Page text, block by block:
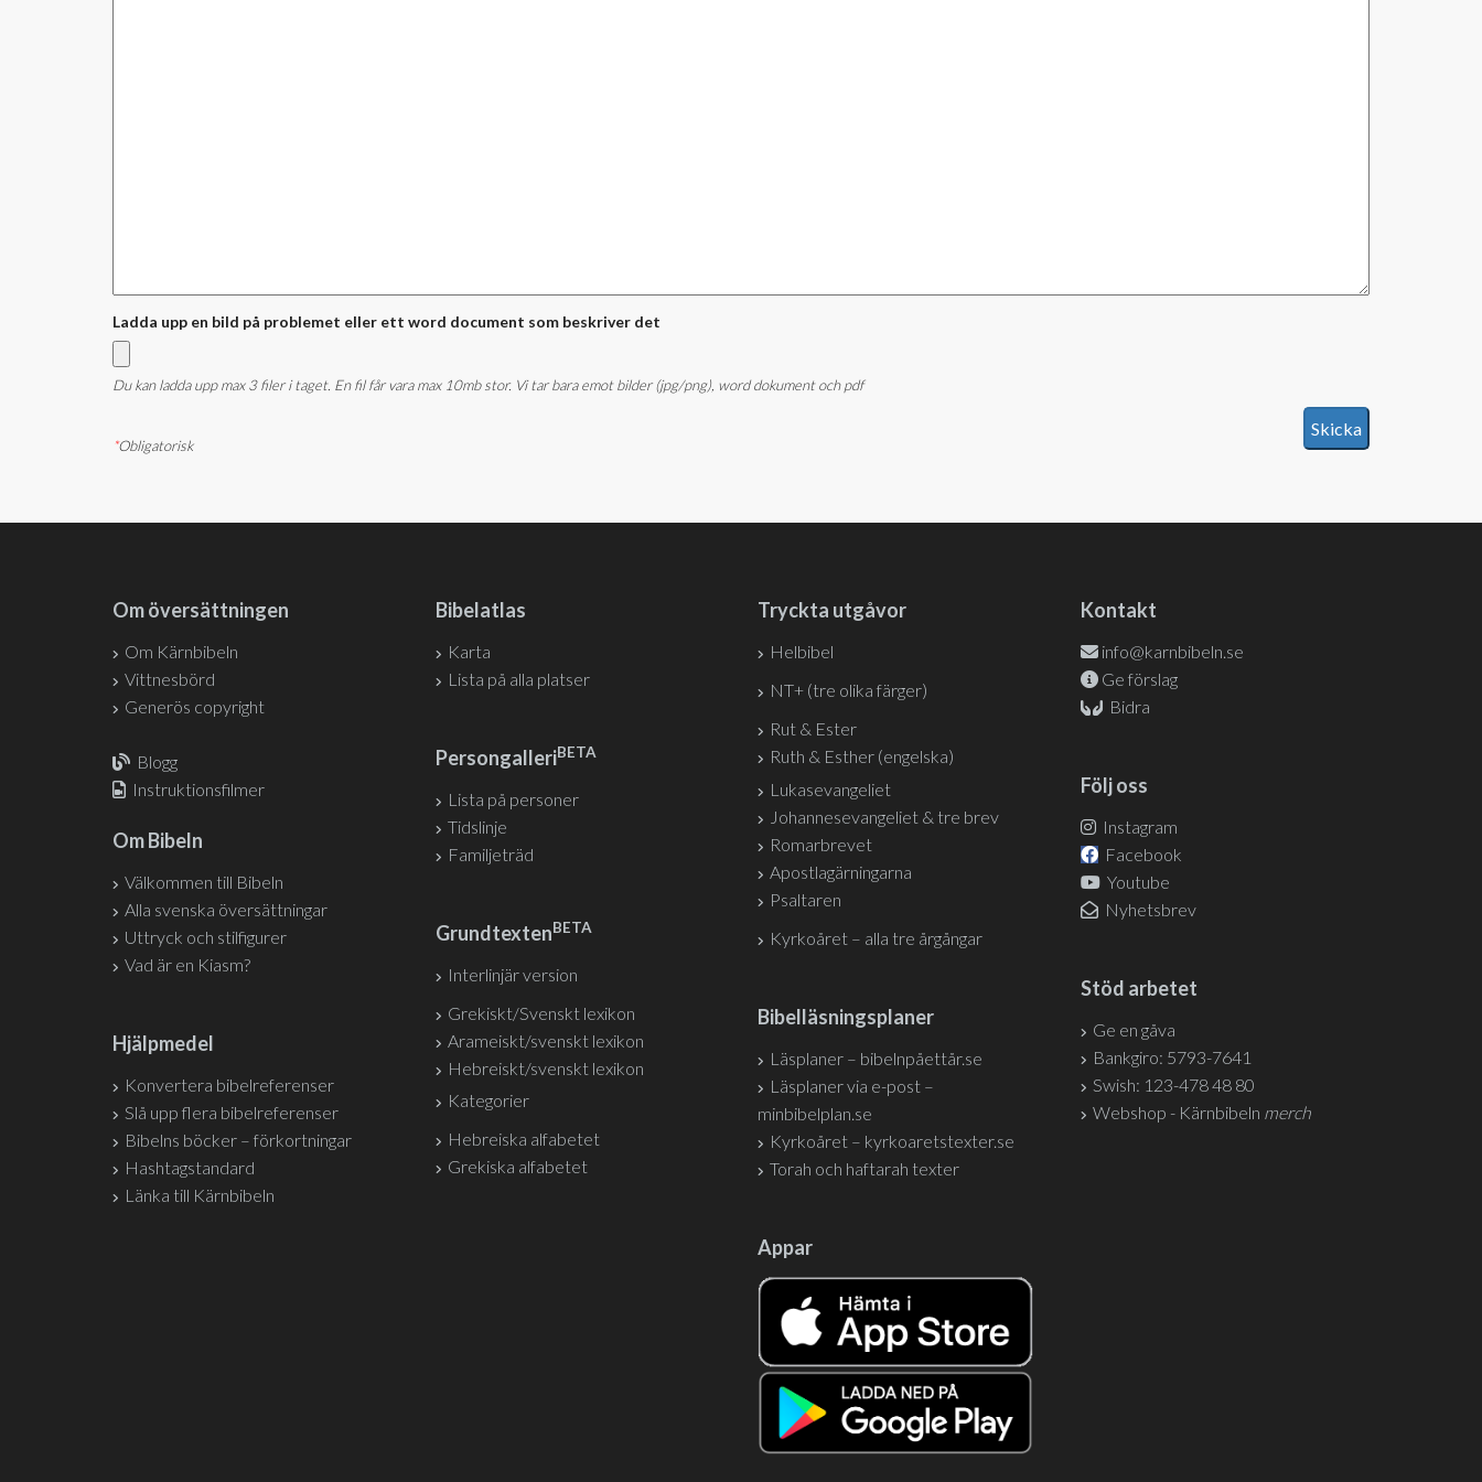
Ladda upp en bild på problemet eller ett word document som beskriver det
Du kan ladda upp max 3 filer i taget. En fil får vara max 10mb stor. Vi tar bara emot bilder (jpg/png), word dokument och pdf
*Obligatorisk
Om översättningen
Om Kärnbibeln
Vittnesbörd
Generös copyright
Blogg
Instruktionsfilmer
Om Bibeln
Välkommen till Bibeln
Alla svenska översättningar
Uttryck och stilfigurer
Vad är en Kiasm?
Hjälpmedel
Konvertera bibelreferenser
Slå upp flera bibelreferenser
Bibelns böcker – förkortningar
Hashtagstandard
Länka till Kärnbibeln
Bibelatlas
Karta
Lista på alla platser
PersongalleriBETA
Lista på personer
Tidslinje
Familjeträd
GrundtextenBETA
Interlinjär version
Grekiskt/Svenskt lexikon
Arameiskt/svenskt lexikon
Hebreiskt/svenskt lexikon
Kategorier
Hebreiska alfabetet
Grekiska alfabetet
Tryckta utgåvor
Helbibel
NT+ (tre olika färger)
Rut & Ester
Ruth & Esther (engelska)
Lukasevangeliet
Johannesevangeliet & tre brev
Romarbrevet
Apostlagärningarna
Psaltaren
Kyrkoåret – alla tre årgångar
Bibelläsningsplaner
Läsplaner – bibelnpåettår.se
Läsplaner via e-post –
minbibelplan.se
Kyrkoåret – kyrkoaretstexter.se
Torah och haftarah texter
Appar
Kontakt
info@karnbibeln.se
Ge förslag
Bidra
Följ oss
Instagram
Facebook
Youtube
Nyhetsbrev
Stöd arbetet
Ge en gåva
Bankgiro: 5793-7641
Swish: 123-478 48 80
Webshop - Kärnbibeln merch